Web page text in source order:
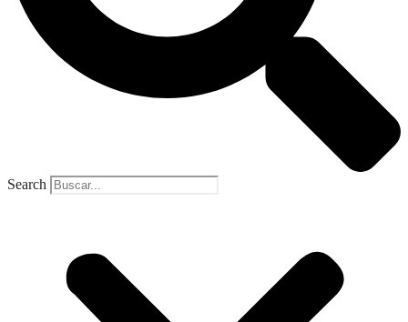
Search